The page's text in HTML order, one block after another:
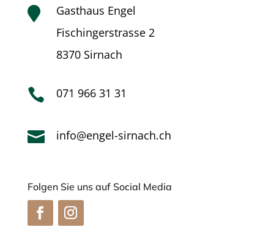

Gasthaus Engel
Fischingerstrasse 2
8370 Sirnach
 071 966 31 31
 info@engel-sirnach.ch
Folgen Sie uns auf Social Media